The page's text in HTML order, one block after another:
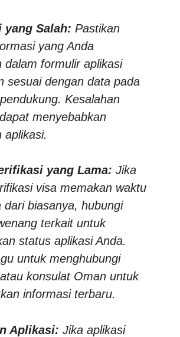
yang Salah: Pastikan
yang Anda
dalam formulir aplikasi
sesuai dengan data pada
Kesalahan
menyebabkan
aplikasi.
yang Lama: Jika
visa memakan waktu
dari biasanya, hubungi
terkait untuk
status aplikasi Anda.
untuk menghubungi
konsulat Oman untuk
informasi terbaru.
Aplikasi: Jika aplikasi